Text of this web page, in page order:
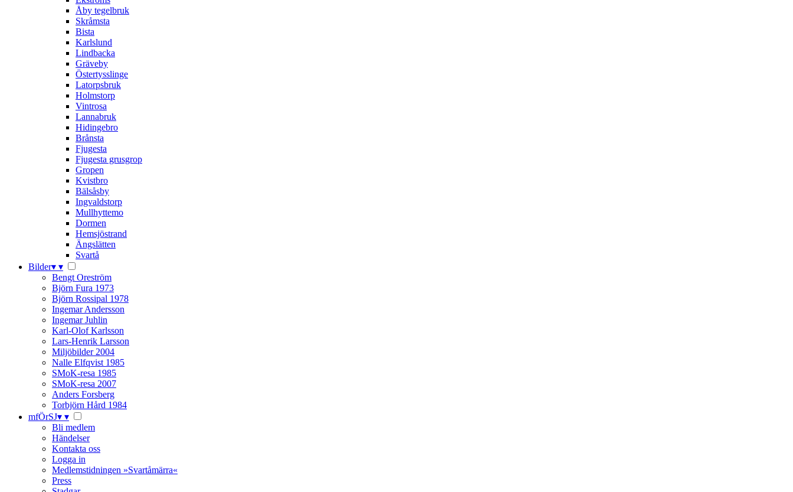
Åby tegelbruk
Skråmsta
Bista
Karlslund
Lindbacka
Gräveby
Östertysslinge
Latorpsbruk
Holmstorp
Vintrosa
Lannabruk
Hidingebro
Brånsta
Fjugesta
Fjugesta grusgrop
Gropen
Kvistbro
Bälsåsby
Ingvaldstorp
Mullhyttemo
Dormen
Hemsjöstrand
Ängslätten
Svartå
Bilder▾ ▾
Bengt Oreström
Björn Fura 1973
Björn Rossipal 1978
Ingemar Andersson
Ingemar Juhlin
Karl-Olof Karlsson
Lars-Henrik Larsson
Miljöbilder 2004
Nalle Elfqvist 1985
SMoK-resa 1985
SMoK-resa 2007
Anders Forsberg
Torbjörn Hård 1984
mfÖrSJ▾ ▾
Bli medlem
Händelser
Kontakta oss
Logga in
Medlemstidningen »Svartåmärra«
Press